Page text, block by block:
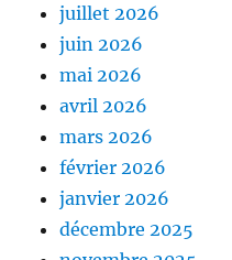
juillet 2026
juin 2026
mai 2026
avril 2026
mars 2026
février 2026
janvier 2026
décembre 2025